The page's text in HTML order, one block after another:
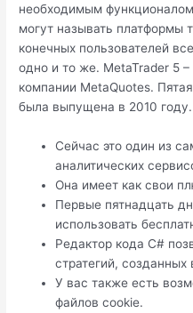
необходимым
могут называть платформы
конечных пользователей
одно и то же. MetaTrader 5 –
компании MetaQuotes.
была выпущена в 2010 году.
Сейчас это один из
аналитических
Она имеет как свои
Первые пятнадцать
использовать
Редактор кода C#
стратегий, созданных
У вас также есть
файлов cookie.